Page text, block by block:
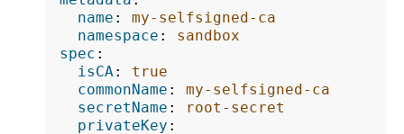
name :
my-selfsigned-ca
namespace :
sandbox
spec :
isCA :
true
commonName :
my-selfsigned-ca
secretName :
root-secret
privateKey :